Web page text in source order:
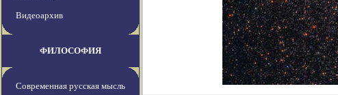
Видеоархив
ФИЛОСОФИЯ
Современная русская мысль